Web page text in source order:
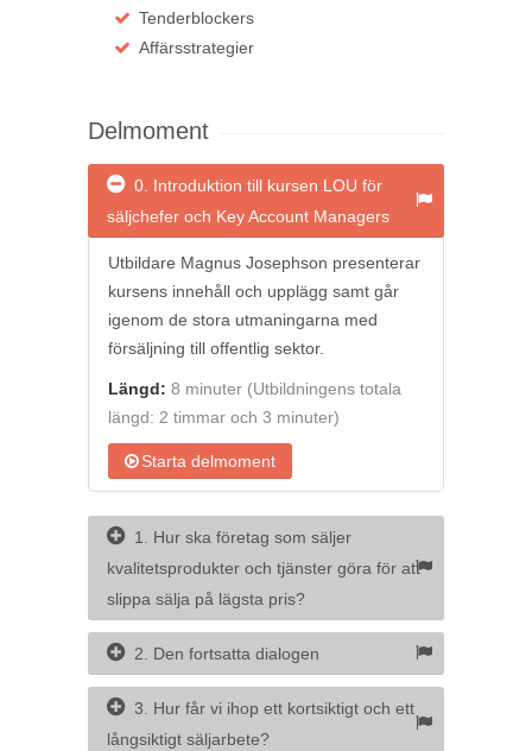
Tenderblockers
Affärsstrategier
Delmoment
0. Introduktion till kursen LOU för
säljchefer och Key Account Managers
Utbildare Magnus Josephson presenterar
kursens innehåll och upplägg samt går
igenom de stora utmaningarna med
försäljning till offentlig sektor.
Längd: 8 minuter (Utbildningens totala
längd: 2 timmar och 3 minuter)
Starta delmoment
1. Hur ska företag som säljer
kvalitetsprodukter och tjänster göra för att
slippa sälja på lägsta pris?
2. Den fortsatta dialogen
3. Hur får vi ihop ett kortsiktigt och ett
långsiktigt säljarbete?